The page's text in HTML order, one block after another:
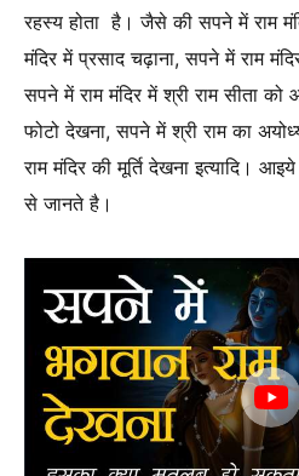
रहस्य होता है। जैसे की सपने में राम
मंदिर में प्रसाद चढ़ाना, सपने में राम
सपने में राम मंदिर में श्री राम सीता
फोटो देखना, सपने में श्री राम का
राम मंदिर की मूर्ति देखना इत्यादि।
से जानते है।